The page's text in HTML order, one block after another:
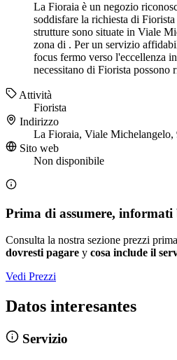
La Fioraia è un negozio
soddisfare la richiesta di
strutture sono situate in Viale
zona di . Per un servizio
focus fermo verso l'eccellenza
necessitano di Fiorista possono
Attività
Fiorista
Indirizzo
La Fioraia, Viale Michelangelo,
Sito web
Non disponibile
Prima di assumere, informati
Consulta la nostra sezione prezzi
dovresti pagare y cosa include il
Vedi Prezzi
Datos interesantes
Servizio